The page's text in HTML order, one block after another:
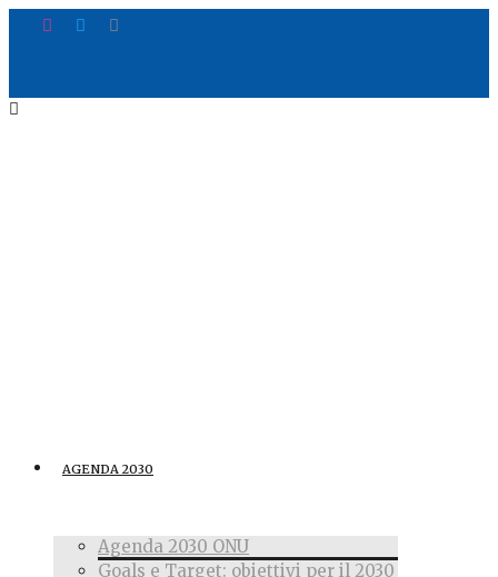
AGENDA 2030
Agenda 2030 ONU
Goals e Target: obiettivi per il 2030